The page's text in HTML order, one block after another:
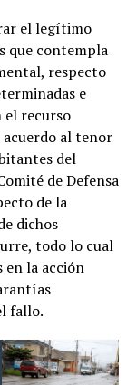
el legítimo
que contempla
respecto
e
el recurso
acuerdo al tenor
del
de Defensa
de la
dichos
todo lo cual
en la acción
fallo.